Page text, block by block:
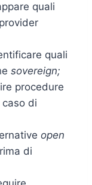
quali
quali
sovereign;
procedure
di
open
di